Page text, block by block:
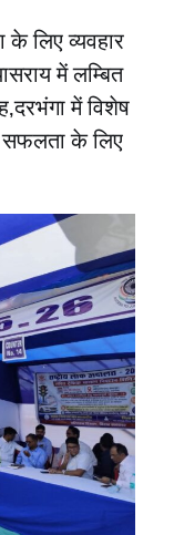
के लिए व्यवहार
में लम्बित
में विशेष
सफलता के लिए